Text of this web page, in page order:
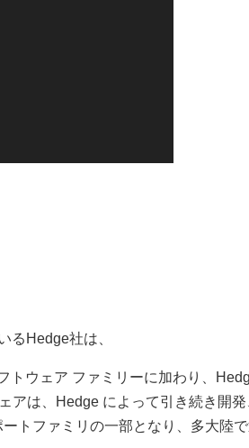
るHedge社は、
トウェア ファミリーに加わり、
アは、Hedge によって引き続き開
トファミリの一部となり、多大陸